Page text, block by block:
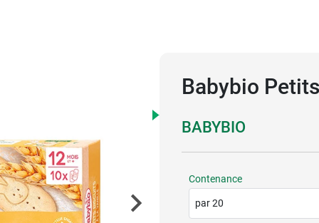
Babybio
BABYBIO
Contenance
par 20